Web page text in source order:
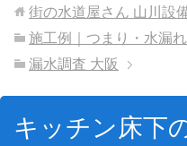
街の水道屋さん 山川設
施工例｜つまり・水漏
漏水調査 大阪
キッチン床下